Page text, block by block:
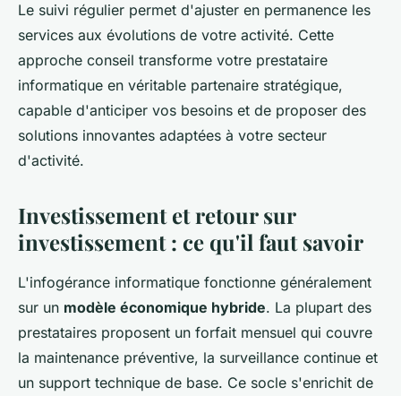
Le suivi régulier permet d'ajuster en permanence les
services aux évolutions de votre activité. Cette
approche conseil transforme votre prestataire
informatique en véritable partenaire stratégique,
capable d'anticiper vos besoins et de proposer des
solutions innovantes adaptées à votre secteur
d'activité.
Investissement et retour sur
investissement : ce qu'il faut savoir
L'infogérance informatique fonctionne généralement
sur un modèle économique hybride. La plupart des
prestataires proposent un forfait mensuel qui couvre
la maintenance préventive, la surveillance continue et
un support technique de base. Ce socle s'enrichit de